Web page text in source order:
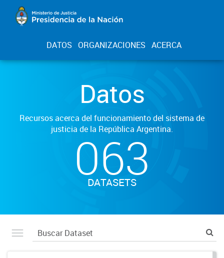
DATOS ORGANIZACIONES ACERCA
Datos
Recursos acerca del funcionamiento del sistema de
justicia de la República Argentina.
063
DATASETS